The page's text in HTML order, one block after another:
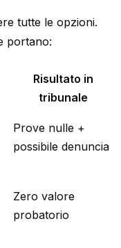
tutte le opzioni.
portano:
Risultato in
tribunale
Prove nulle +
possibile denuncia
Zero valore
probatorio